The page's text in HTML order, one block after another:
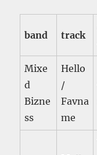
band track
Mixe
d
Bizne
ss
Hello
/
Favna
me